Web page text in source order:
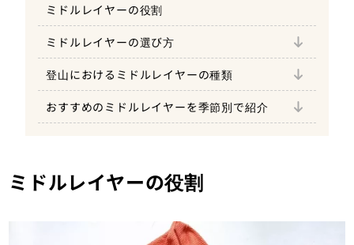
ミドルレイヤーの役割
ミドルレイヤーの選び方
3シーズンの低山におけるミドルレイヤー
3シーズンの高所登山におけるミドルレイヤー
冬の低山におけるミドルレイヤー
冬の高所登山におけるミドルレイヤー
登山におけるミドルレイヤーの種類
ダウンインサレーション
化繊インサレーション
アクティブインサレーション（化繊）
フリース
おすすめのミドルレイヤーを季節別で紹介
縦走登山×夏
クレッタルムーセン『シンロングスリーブ
パタゴニア『エアシェッド・プロ・プルオ
ーバー』
ティートンブロス 『チルシャツ』
縦走登山×秋・春
ファイントラック『ポリゴンULジャケッ
ト』
ノローナ『フォルケンティンオクタジャケ
ット』
ピークパフォーマンス『ビスライトアルフ
ミレー『ティフォン50000 ストレッチジャ
ケット』
ブラックダイヤモンド『コエフィシエント
ストームフーディ』
モンベル『 U.L.サーマラップ』
ザノースフェイス『サンダージャケット』
パタゴニア『R1エア』
パタゴニア『ナノ・パフ・ジャケット』
モンベル『トレールアクションジャケッ
低山登山×冬
ザノースフェイス『バーサマイクロジャケ
ット』
アークテリクス『アトムSLフーディ』
Rab 『アルファフラッシュ』
ミドルレイヤーの役割